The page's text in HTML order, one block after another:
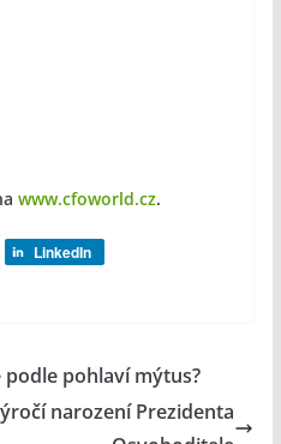
www.cfoworld.cz.
LinkedIn
pohlaví mýtus?
narození Prezidenta